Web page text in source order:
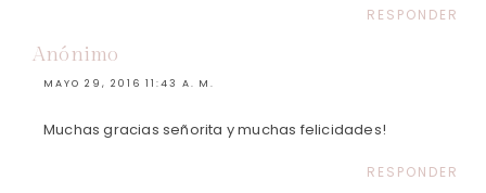
RESPONDER
Anónimo
MAYO 29, 2016 11:43 A. M.
Muchas gracias señorita y muchas felicidades!
RESPONDER